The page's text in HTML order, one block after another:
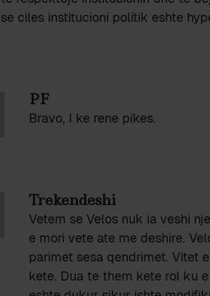
se ciles institucioni politik eshte
PF
Bravo, I ke rene pikes.
Trekendeshi
Vetem se Velos nuk ia veshi
e mori vete ate me deshire.
parimet sesa qendrimet. Vitet
kete. Dua te them kete rol ku